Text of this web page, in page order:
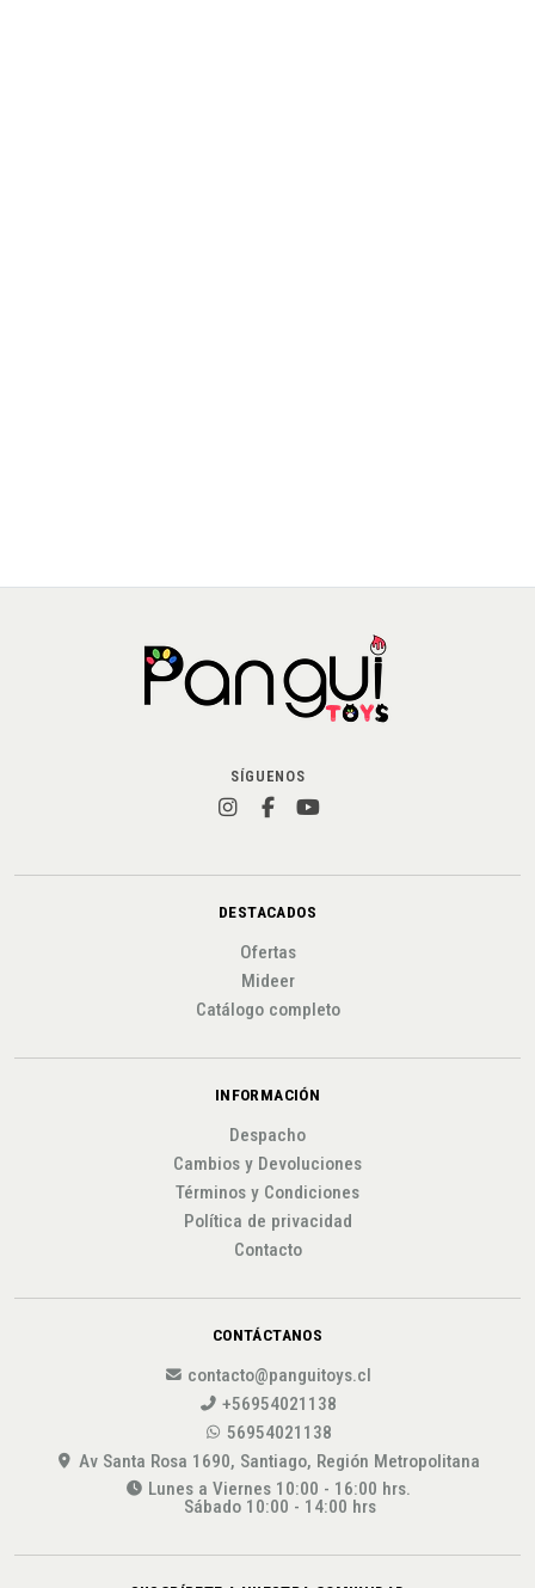
SÍGUENOS
DESTACADOS
Ofertas
Mideer
Catálogo completo
INFORMACIÓN
Despacho
Cambios y Devoluciones
Términos y Condiciones
Política de privacidad
Contacto
CONTÁCTANOS
contacto@panguitoys.cl
+56954021138
56954021138
Av Santa Rosa 1690, Santiago, Región Metropolitana
Lunes a Viernes 10:00 - 16:00 hrs.
Sábado 10:00 - 14:00 hrs